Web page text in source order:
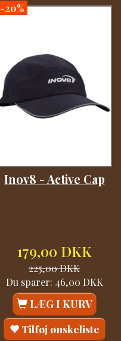
-20%
Inov8 - Active Cap
179,00 DKK
225,00 DKK
Du sparer: 46,00 DKK
LÆG I KURV
Tilføj ønskeliste